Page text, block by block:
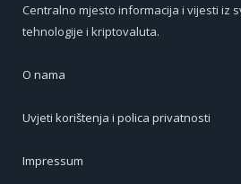
Centralno mjesto informacija i vijesti iz
tehnologije i kriptovaluta.
O nama
Uvjeti korištenja i polica privatnosti
Impressum